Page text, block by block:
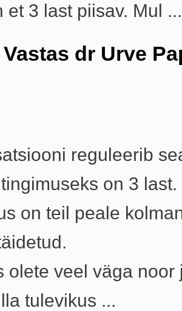
et 3 last piisav. Mul ...
Vastas dr Urve
reguleerib
on 3 last.
on teil peale
olete veel väga noor
tulevikus ...